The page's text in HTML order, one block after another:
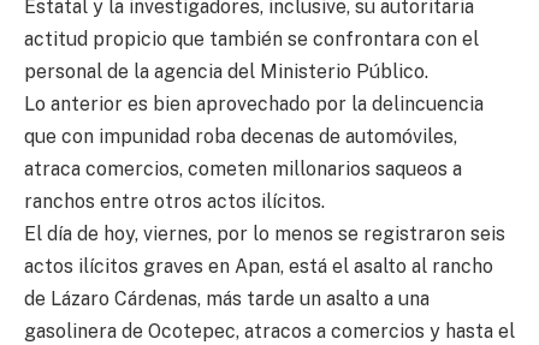
Estatal y la investigadores, inclusive, su autoritaria
actitud propicio que también se confrontara con el
personal de la agencia del Ministerio Público.
Lo anterior es bien aprovechado por la delincuencia
que con impunidad roba decenas de automóviles,
atraca comercios, cometen millonarios saqueos a
ranchos entre otros actos ilícitos.
El día de hoy, viernes, por lo menos se registraron seis
actos ilícitos graves en Apan, está el asalto al rancho
de Lázaro Cárdenas, más tarde un asalto a una
gasolinera de Ocotepec, atracos a comercios y hasta el